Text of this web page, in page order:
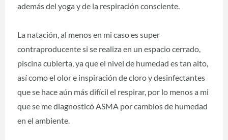
además del yoga y de la respiración consciente.
La natación, al menos en mi caso es super
contraproducente si se realiza en un espacio cerrado,
piscina cubierta, ya que el nivel de humedad es tan alto,
así como el olor e inspiración de cloro y desinfectantes
que se hace aún más difícil el respirar, por lo menos a mi
que se me diagnosticó ASMA por cambios de humedad
en el ambiente.